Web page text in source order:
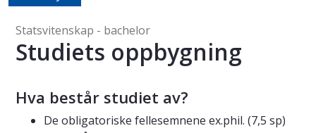
Statsvitenskap - bachelor
Studiets oppbygning
Hva består studiet av?
De obligatoriske fellesemnene ex.phil. (7,5 sp)